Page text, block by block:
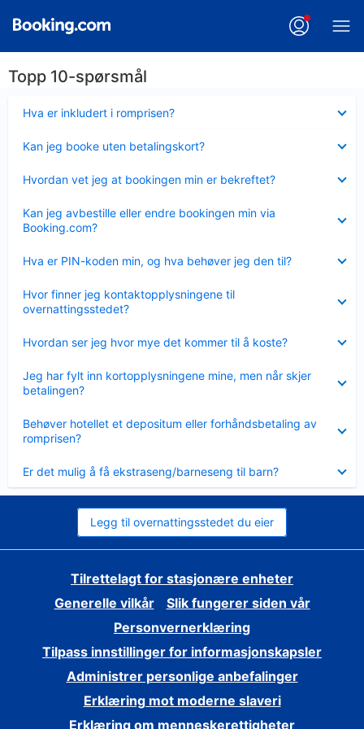
Topp 10-spørsmål
Hva er inkludert i romprisen?
mindre
Kan jeg booke uten betalingskort?
mindre
Hvordan vet jeg at bookingen min er bekreftet?
mindre
Kan jeg avbestille eller endre bookingen min via
Booking.com?
mindre
Hva er PIN-koden min, og hva behøver jeg den til?
mindre
Hvor finner jeg kontaktopplysningene til
overnattingsstedet?
mindre
Hvordan ser jeg hvor mye det kommer til å koste?
mindre
Jeg har fylt inn kortopplysningene mine, men når skjer
betalingen?
mindre
Behøver hotellet et depositum eller forhåndsbetaling av
romprisen?
mindre
Er det mulig å få ekstraseng/barneseng til barn?
mindre
Legg til overnattingsstedet du eier
Tilrettelagt for stasjonære enheter
Generelle vilkår
Slik fungerer siden vår
Personvernerklæring
Tilpass innstillinger for informasjonskapsler
Administrer personlige anbefalinger
Erklæring mot moderne slaveri
Erklæring om menneskerettigheter